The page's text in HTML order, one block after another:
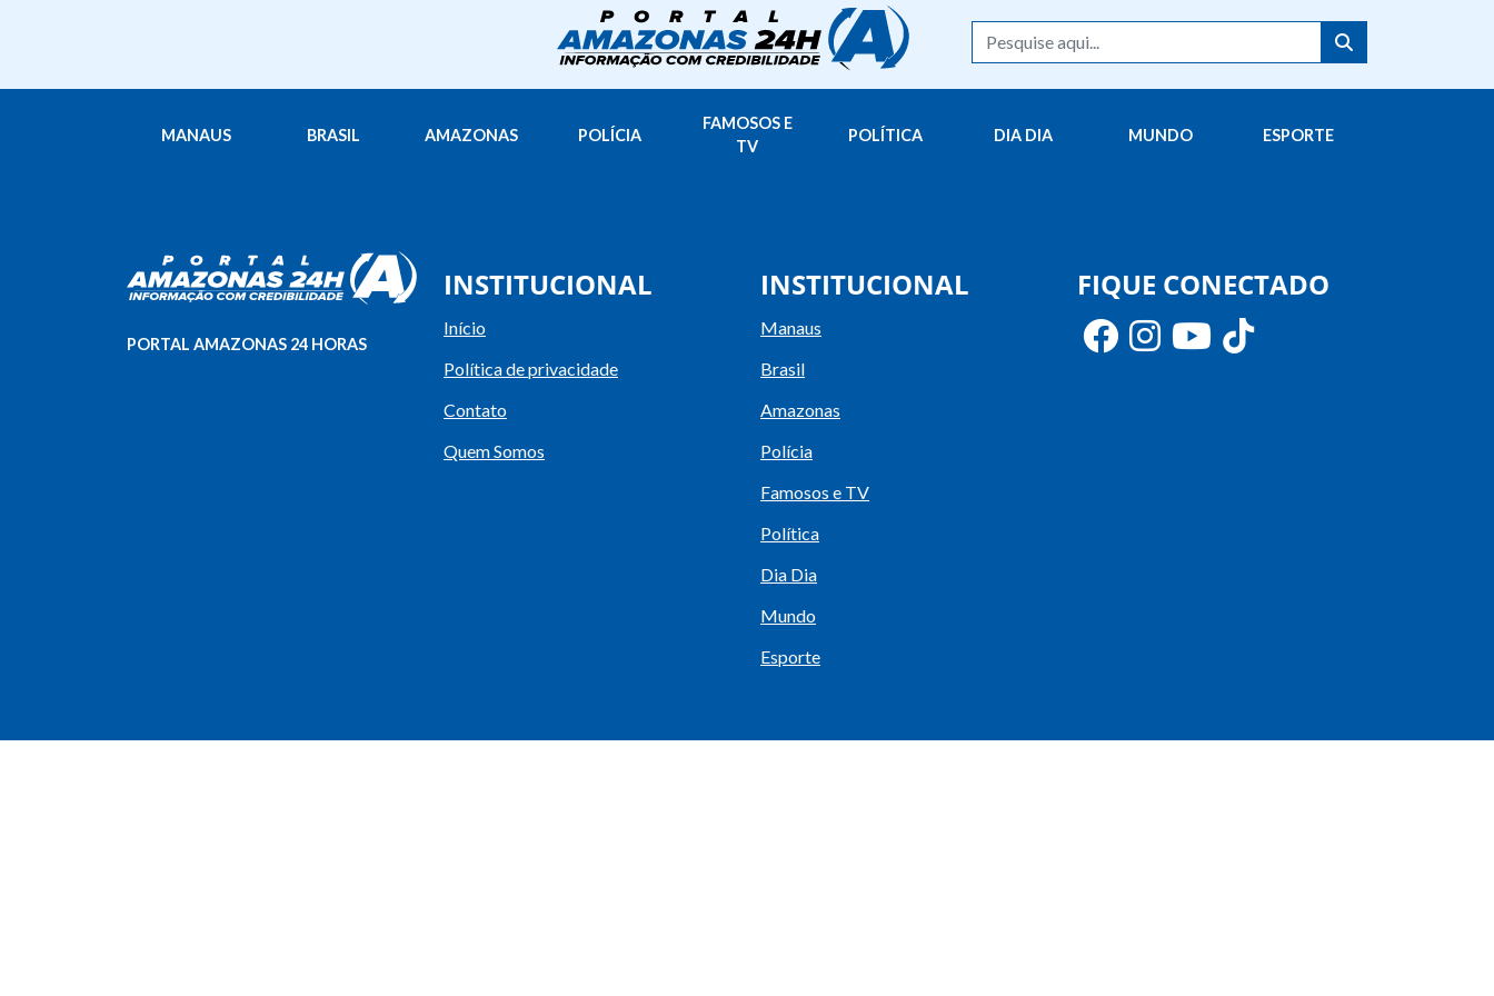
MANAUS BRASIL AMAZONAS POLÍCIA
FAMOSOS E
TV
POLÍTICA DIA DIA MUNDO ESPORTE
PORTAL AMAZONAS 24 HORAS
INSTITUCIONAL
Início
Política de privacidade
Contato
Quem Somos
INSTITUCIONAL
Manaus
Brasil
Amazonas
Polícia
Famosos e TV
Política
Dia Dia
Mundo
Esporte
FIQUE CONECTADO